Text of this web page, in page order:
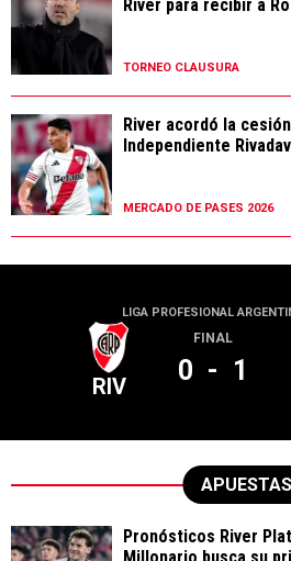
River para recibir a
TORNEO CLAUSURA
River acordó la
Independiente
MERCADO DE PASES 2026
LIGA PROFESIONAL
RIV
FINAL
0 - 1
APUESTAS
Pronósticos River